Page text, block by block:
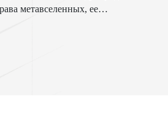
метавселенных, ее